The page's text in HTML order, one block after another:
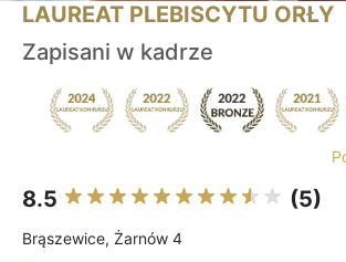
LAUREAT PLEBISCYTU ORŁY
Zapisani w kadrze
8.5 (5)
Brąszewice, Żarnów 4